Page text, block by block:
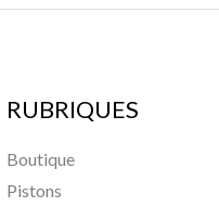
RUBRIQUES
Boutique
Pistons